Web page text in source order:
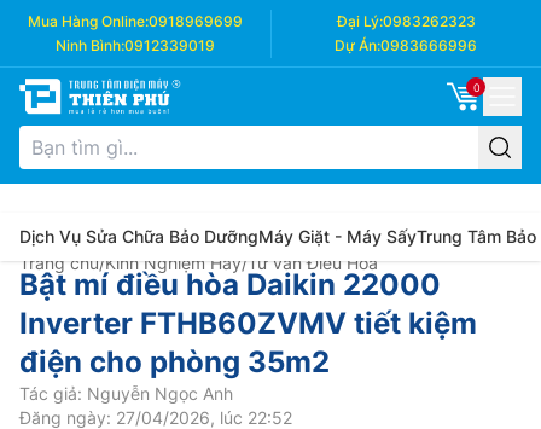
Mua Hàng Online:0918969699 Đại Lý:0983262323
Ninh Bình:0912339019 Dự Án:0983666996
0
Dịch Vụ Sửa Chữa Bảo DưỡngMáy Giặt - Máy SấyTrung Tâm Bảo
Trang chủ/Kinh Nghiệm Hay/Tư vấn Điều Hòa
Bật mí điều hòa Daikin 22000
Inverter FTHB60ZVMV tiết kiệm
điện cho phòng 35m2
Tác giả: Nguyễn Ngọc Anh
Đăng ngày: 27/04/2026, lúc 22:52